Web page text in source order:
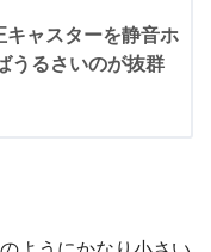
キャスターを静音ホ
うるさいのが抜群